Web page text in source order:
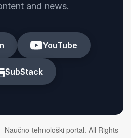
and news.
YouTube
SubStack
tehnološki portal. All Rights